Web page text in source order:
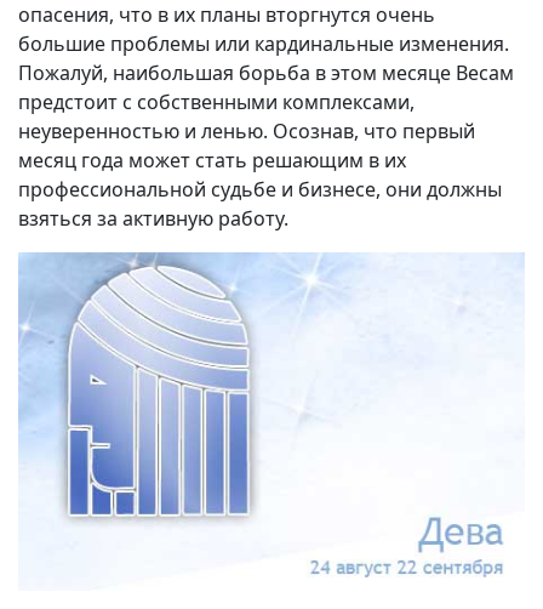
опасения, что в их планы вторгнутся очень
большие проблемы или кардинальные изменения.
Пожалуй, наибольшая борьба в этом месяце Весам
предстоит с собственными комплексами,
неуверенностью и ленью. Осознав, что первый
месяц года может стать решающим в их
профессиональной судьбе и бизнесе, они должны
взяться за активную работу.